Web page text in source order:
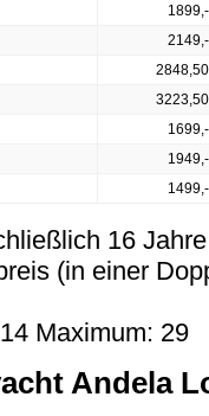
1899,-
2149,-
2848,50
3223,50
1699,-
1949,-
1499,-
16
(in einer
14 Maximum: 29
Andela